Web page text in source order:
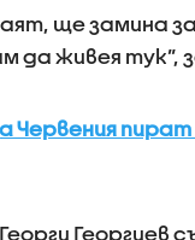
ще замина
да живея тук”,
Червения
Георгиев